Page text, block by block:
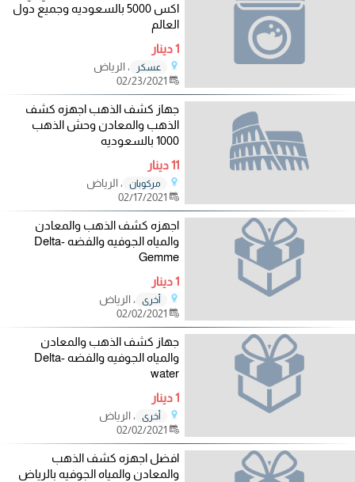
اكس 5000 بالسعوديه وجميع دول
العالم
1 دينار
عسكر
، الرياض
جهاز كشف الذهب اجهزه كشف
الذهب والمعادن وحش الذهب
1000 بالسعوديه
11 دينار
مركوبان
، الرياض
اجهزه كشف الذهب والمعادن
والمياه الجوفيه والفضه Delta-
Gemme
1 دينار
أخرى
، الرياض
جهاز كشف الذهب والمعادن
والمياه الجوفيه والفضه Delta-
water
1 دينار
أخرى
، الرياض
افضل اجهزه كشف الذهب
والمعادن والمياه الجوفيه بالرياض